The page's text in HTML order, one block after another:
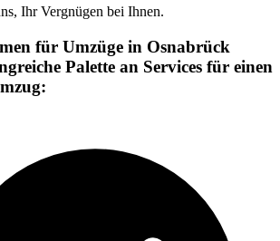
Ihr Vergnügen bei Ihnen.
für Umzüge in Osnabrück
Palette an Services für einen